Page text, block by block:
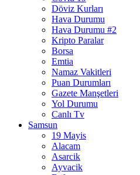
Döviz Kurları
Hava Durumu
Hava Durumu #2
Kripto Paralar
Borsa
Emtia
Namaz Vakitleri
Puan Durumları
Gazete Manşetleri
Yol Durumu
Canlı Tv
Samsun
19 Mayis
Alacam
Asarcik
Ayvacik